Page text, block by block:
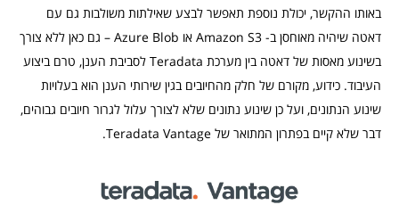
באותו ההקשר, יכולת נוספת תאפשר לבצע שאילתות משולבות גם עם
דאטה שיהיה מאוחסן ב- Amazon S3 או Azure Blob – גם כאן ללא צורך
בשינוע מאסות של דאטה בין מערכת Teradata לסביבת הענן, טרם ביצוע
העיבוד. כידוע, מקורם של חלק מהחיובים בגין שירותי הענן הוא בעלויות
שינוע הנתונים, ועל כן שינוע נתונים שלא לצורך עלול לגרור חיובים גבוהים,
דבר שלא קיים בפתרון המתואר של Teradata Vantage.